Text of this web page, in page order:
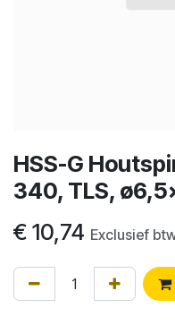
HSS-G
340, TLS,
€ 10,74 Exclusief